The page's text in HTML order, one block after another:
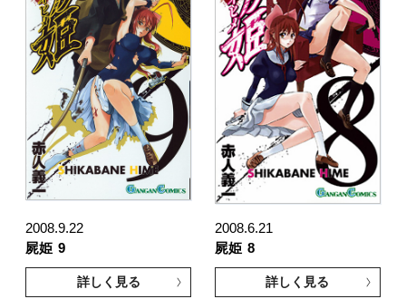
2008.9.22
屍姫 9
詳しく見る
2008.6.21
屍姫 8
詳しく見る